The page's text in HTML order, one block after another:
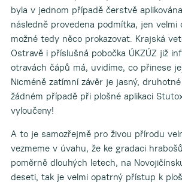
byla v jednom případě čerstvě
následně provedena podmítka, jen velmi
možné tedy něco prokazovat. Krajská
Ostravě i příslušná pobočka ÚKZÚZ již
otravách čápů má, uvidíme, co přinese
Nicméně zatímní závěr je jasný,
žádném případě při plošné aplikaci
vyloučeny!
A to je samozřejmě pro živou přírodu
vezmeme v úvahu, že ke gradaci
poměrně dlouhých letech, na
deseti, tak je velmi opatrný přístup k